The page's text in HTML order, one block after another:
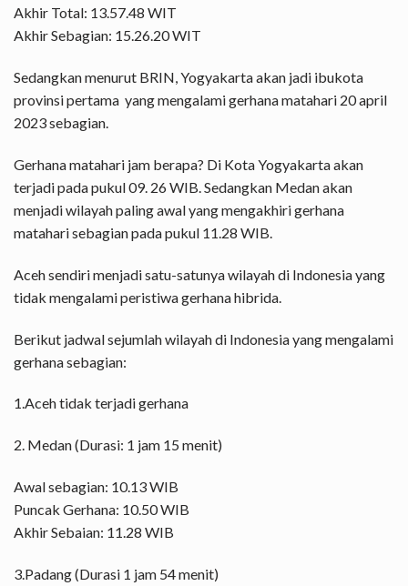
Akhir Total: 13.57.48 WIT
Akhir Sebagian: 15.26.20 WIT
Sedangkan menurut BRIN, Yogyakarta akan jadi ibukota
provinsi pertama yang mengalami gerhana matahari 20 april
2023 sebagian.
Gerhana matahari jam berapa? Di Kota Yogyakarta akan
terjadi pada pukul 09. 26 WIB. Sedangkan Medan akan
menjadi wilayah paling awal yang mengakhiri gerhana
matahari sebagian pada pukul 11.28 WIB.
Aceh sendiri menjadi satu-satunya wilayah di Indonesia yang
tidak mengalami peristiwa gerhana hibrida.
Berikut jadwal sejumlah wilayah di Indonesia yang mengalami
gerhana sebagian:
1.Aceh tidak terjadi gerhana
2. Medan (Durasi: 1 jam 15 menit)
Awal sebagian: 10.13 WIB
Puncak Gerhana: 10.50 WIB
Akhir Sebaian: 11.28 WIB
3.Padang (Durasi 1 jam 54 menit)